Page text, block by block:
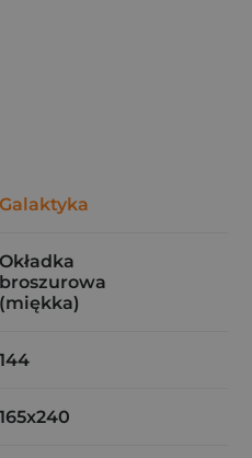
Galaktyka
Okładka
broszurowa
(miękka)
144
165x240